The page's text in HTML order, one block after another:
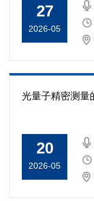
27
2026-05
光量子精密测量
20
2026-05